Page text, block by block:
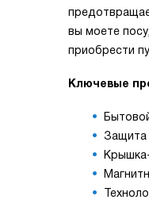
вы моете
приобрести
Ключевые
Защита